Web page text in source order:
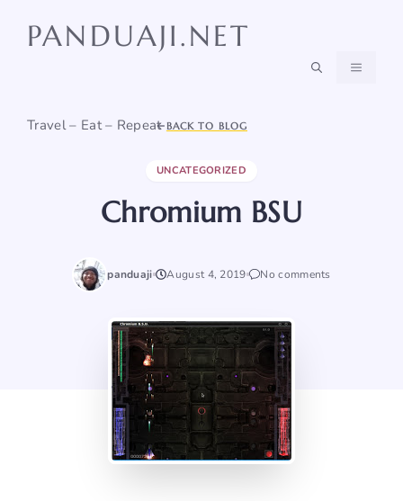
PANDUAJI.NET
Travel – Eat – Repeat
MENU
BACK TO BLOG
UNCATEGORIZED
Chromium BSU
panduaji August 4, 2019 No comments